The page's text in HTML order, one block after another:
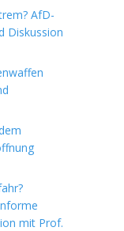
AfD-
Diskussion
mit Prof.